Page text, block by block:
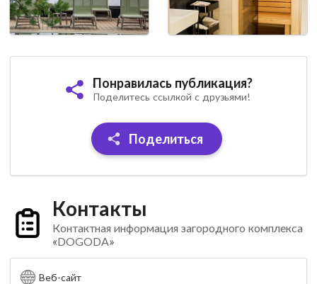
Понравилась публикация?
Поделитесь ссылкой с друзьями!
Поделиться
Контакты
Контактная информация загородного комплекса
«DOGODA»
Веб-сайт